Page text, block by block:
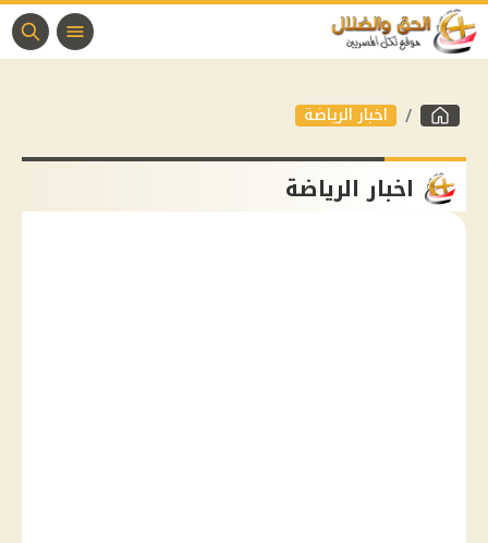
اخبار الرياضة
اخبار الرياضة